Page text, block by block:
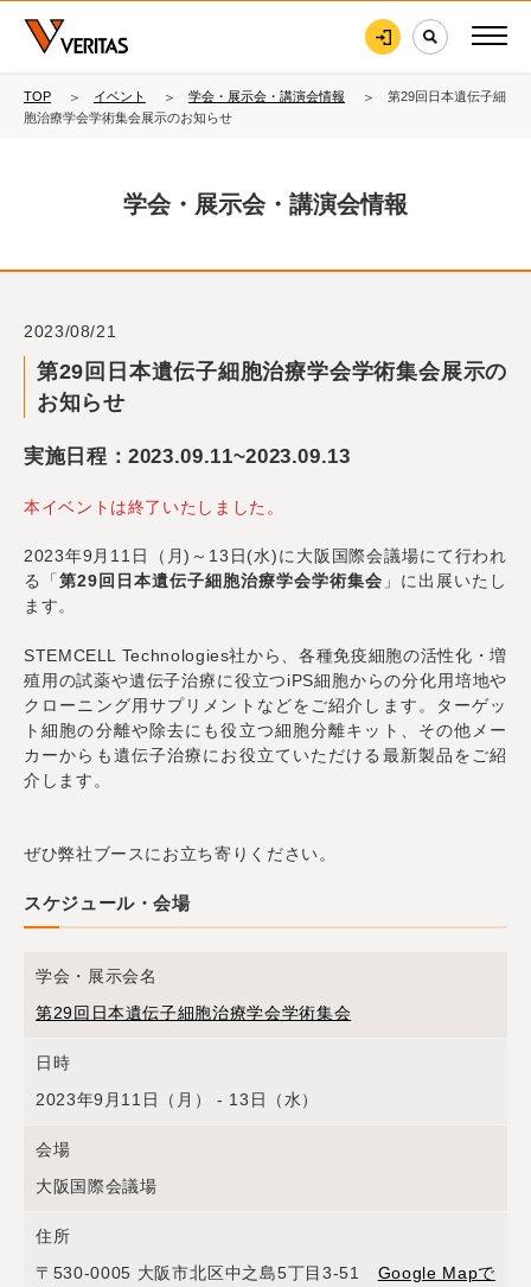
TOP イベント 学会・展示会・講演会情報
第29回日本遺伝子細
胞治療学会学術集会展示のお知らせ
学会・展示会・講演会情報
2023/08/21
第29回日本遺伝子細胞治療学会学術集会展示の
お知らせ
実施日程：2023.09.11~2023.09.13
本イベントは終了いたしました。
2023年9月11日（月)～13日(水)に 大阪国際会議場にて行われ
る「第29回日本遺伝子細胞治療学会学術集会 」に出展いたし
ます。
STEMCELL Technologies社から、各種免疫細胞の活性化・増
殖用の試薬や遺伝子治療に役立つiPS細胞からの分化用培地や
クローニング用サプリメントなどをご紹介します。ターゲッ
ト細胞の分離や除去にも役立つ細胞分離キット、その他メー
カーからも遺伝子治療にお役立ていただける最新製品をご紹
介します。
ぜひ弊社ブースにお立ち寄りください。
スケジュール・会場
学会・展示会名
第29回日本遺伝子細胞治療学会学術集会
日時
2023年9月11日（月） - 13日（水）
会場
大阪国際会議場
住所
〒530-0005 大阪市北区中之島5丁目3-51 Google Mapで